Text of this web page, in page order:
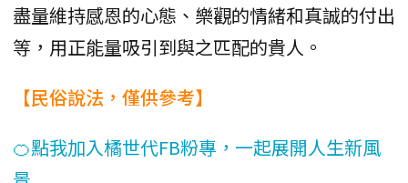
盡量維持感恩的心態、樂觀的情緒和真誠的付出
等，用正能量吸引到與之匹配的貴人。
【民俗說法，僅供參考】
🍊點我加入橘世代FB粉專，一起展開人生新風